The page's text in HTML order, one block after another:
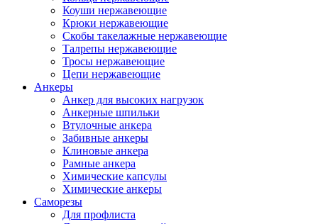
Коуши нержавеющие
Крюки нержавеющие
Скобы такелажные нержавеющие
Талрепы нержавеющие
Тросы нержавеющие
Цепи нержавеющие
Анкеры
Анкер для высоких нагрузок
Анкерные шпильки
Втулочные анкера
Забивные анкеры
Клиновые анкера
Рамные анкера
Химические капсулы
Химические анкеры
Саморезы
Для профлиста